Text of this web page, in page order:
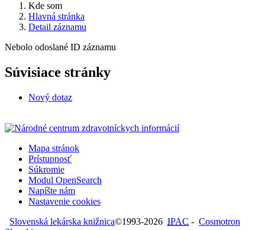
Kde som
Hlavná stránka
Detail záznamu
Nebolo odoslané ID záznamu
Súvisiace stránky
Nový dotaz
Mapa stránok
Prístupnosť
Súkromie
Modul OpenSearch
Napíšte nám
Nastavenie cookies
Slovenská lekárska knižnica©1993-2026 IPAC - Cosmotron